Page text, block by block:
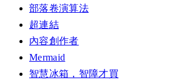
部落卷演算法
超連結
內容創作者
Mermaid
智慧冰箱，智障才買